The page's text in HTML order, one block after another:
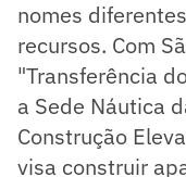
nomes
recursos. Com
"Transferência
a Sede Náutica
Construção
visa construir